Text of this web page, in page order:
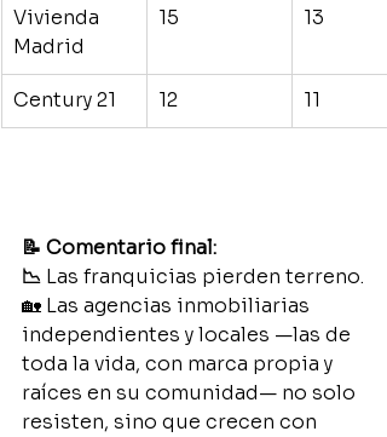
Vivienda
Madrid
15 13
Century 21 12 11
📝 Comentario final:
📉 Las franquicias pierden terreno.
🏡 Las agencias inmobiliarias
independientes y locales —las de
toda la vida, con marca propia y
raíces en su comunidad— no solo
resisten, sino que crecen con